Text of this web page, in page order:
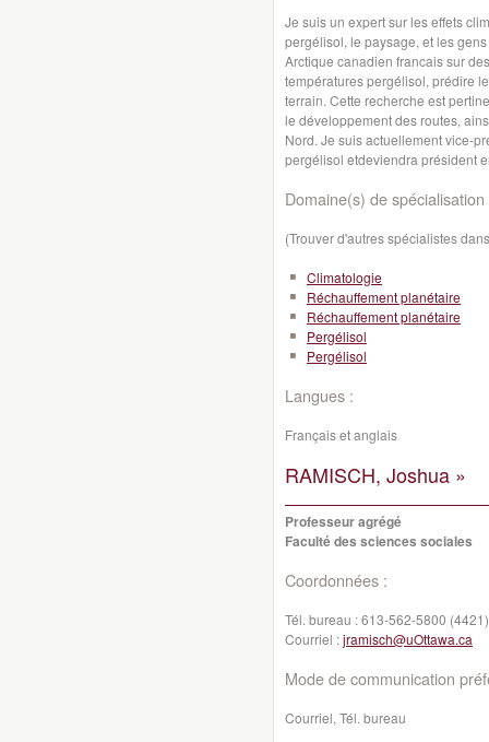
Je suis un expert sur les effets
pergélisol, le paysage, et les
Arctique canadien francais sur
températures pergélisol, prédire
terrain. Cette recherche est
le développementdes routes,
Nord. Je suisactuellement vice-
pergélisol etdeviendra président
Domaine(s) de spécialisation
(Trouver d'autres spécialistes
Climatologie
Réchauffement planétaire
Réchauffement planétaire
Pergélisol
Pergélisol
Langues :
Français et anglais
RAMISCH, Joshua »
Professeur agrégé
Faculté des sciences sociales
Coordonnées :
Tél. bureau :613-562-5800 (4421)
Courriel :jramisch@uOttawa.ca
Mode de communication
Courriel, Tél. bureau